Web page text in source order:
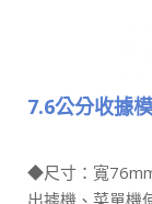
7.6公分收據
◆尺寸：寬
出據機、菜單機